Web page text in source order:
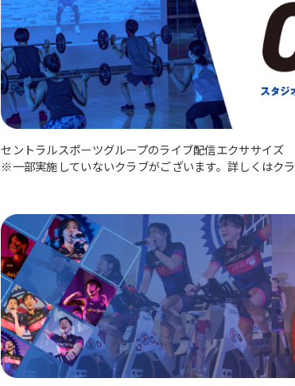
セントラルスポーツグループのライブ配信エクササイズ
※一部実施していないクラブがございます。詳しくはク